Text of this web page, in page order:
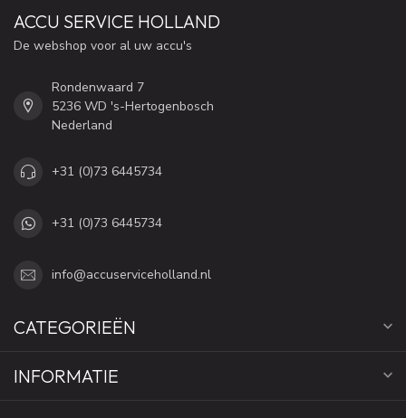
ACCU SERVICE HOLLAND
De webshop voor al uw accu's
Rondenwaard 7
5236 WD 's-Hertogenbosch
Nederland
+31 (0)73 6445734
+31 (0)73 6445734
info@accuserviceholland.nl
CATEGORIEËN
INFORMATIE